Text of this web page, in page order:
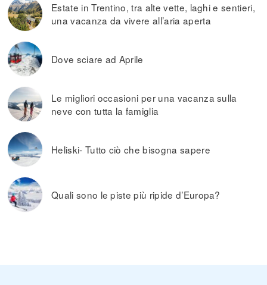
Estate in Trentino, tra alte vette, laghi e sentieri,
una vacanza da vivere all’aria aperta
Dove sciare ad Aprile
Le migliori occasioni per una vacanza sulla
neve con tutta la famiglia
Heliski- Tutto ciò che bisogna sapere
Quali sono le piste più ripide d’Europa?